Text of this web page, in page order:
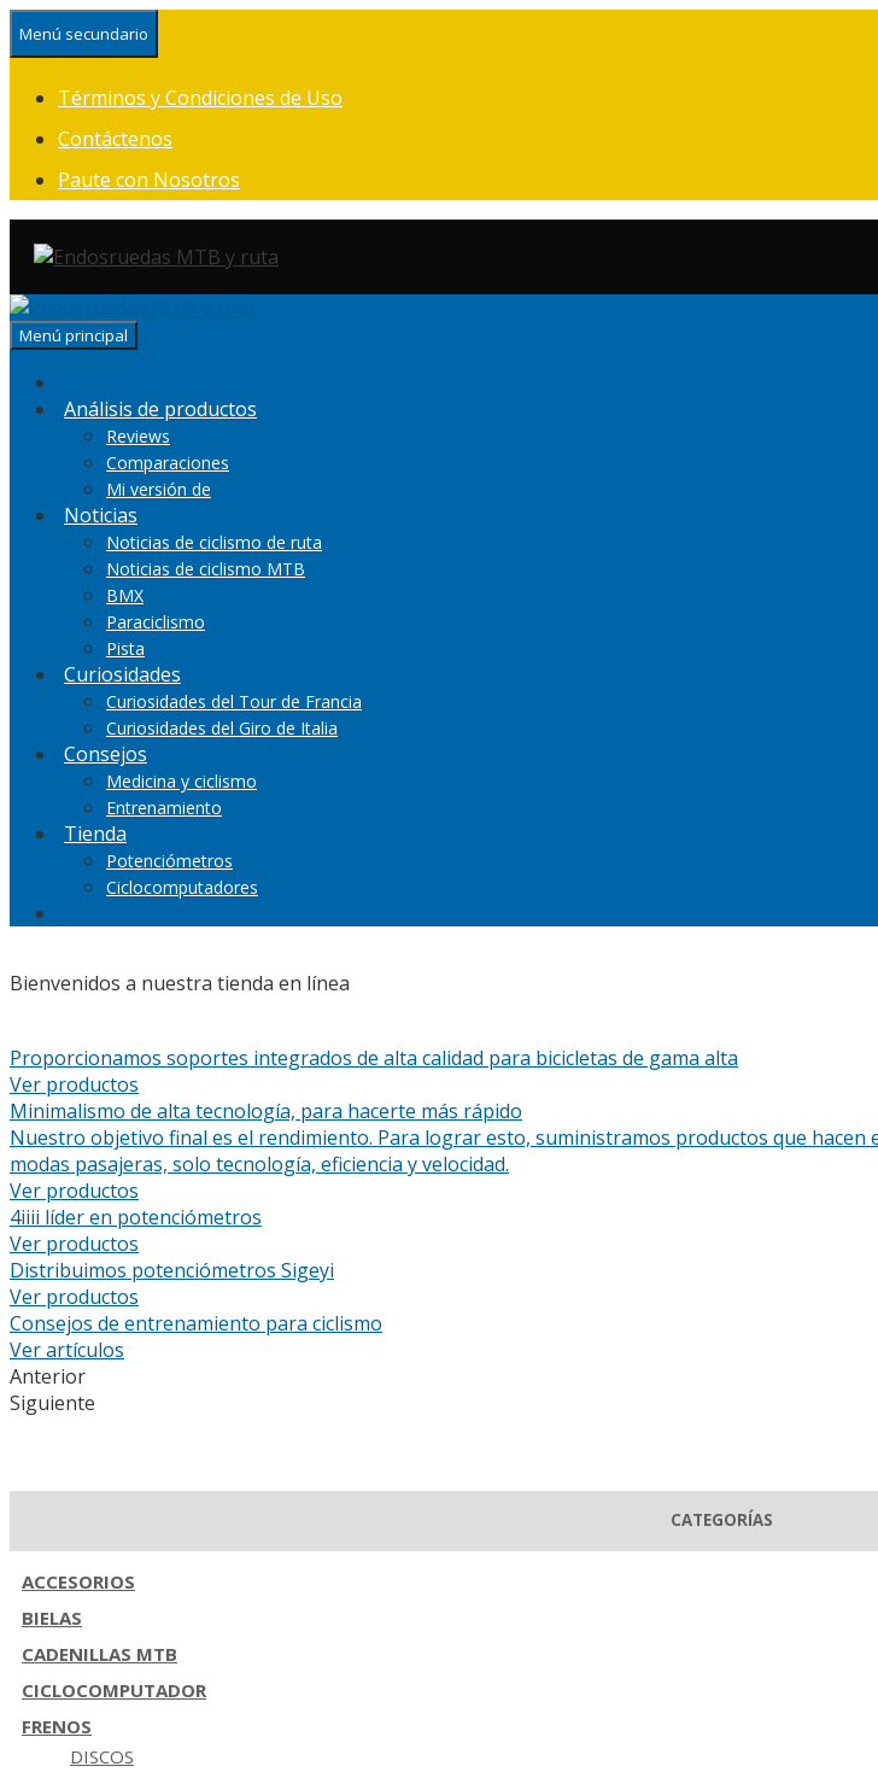
Saltar
al
Menú secundario
Términos y Condiciones de Uso
Contáctenos
Paute con Nosotros
Menú principal
Análisis de productos
Reviews
Comparaciones
Mi versión de
Noticias
Noticias de ciclismo de ruta
Noticias de ciclismo MTB
BMX
Paraciclismo
Pista
Curiosidades
Curiosidades del Tour de Francia
Curiosidades del Giro de Italia
Consejos
Medicina y ciclismo
Entrenamiento
Tienda
Potenciómetros
Ciclocomputadores
Bienvenidos a nuestra tienda en línea
Proporcionamos soportes integrados de alta calidad para bicicletas de gama alta
Ver productos
Minimalismo de alta tecnología, para hacerte más rápido
Nuestro objetivo final es el rendimiento. Para lograr esto, suministramos productos que hacen
modas pasajeras, solo tecnología, eficiencia y velocidad.
Ver productos
4iiii líder en potenciómetros
Ver productos
Distribuimos potenciómetros Sigeyi
Ver productos
Consejos de entrenamiento para ciclismo
Ver artículos
Anterior
Siguiente
CATEGORÍAS
ACCESORIOS
BIELAS
CADENILLAS MTB
CICLOCOMPUTADOR
FRENOS
DISCOS